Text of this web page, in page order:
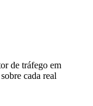
de tráfego em
cada real